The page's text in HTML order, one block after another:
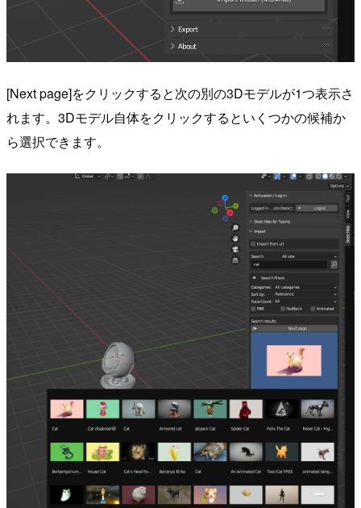
[Next page]をクリックすると次の別の3Dモデルが1つ表示さ
れます。3Dモデル自体をクリックするといくつかの候補か
ら選択できます。